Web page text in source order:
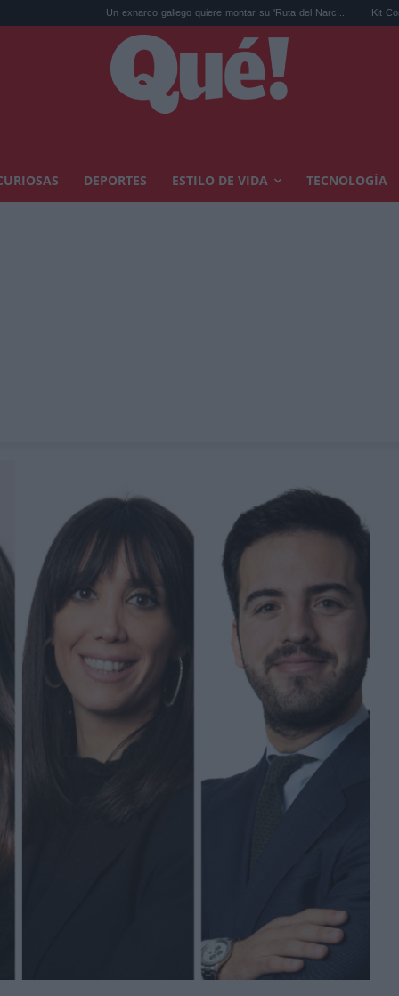
Un exnarco gallego quiere montar su 'Ruta del Narc... Kit Connor será
DEPORTES ESTILO DE VIDA TECNOLOGÍA